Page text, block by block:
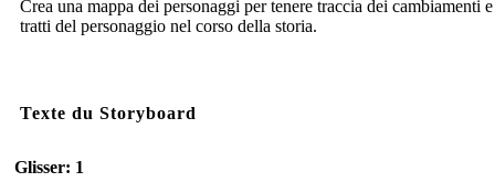
Crea una mappa dei personaggi per tenere traccia dei cambiamenti
tratti del personaggio nel corso della storia.
Texte du Storyboard
Glisser: 1